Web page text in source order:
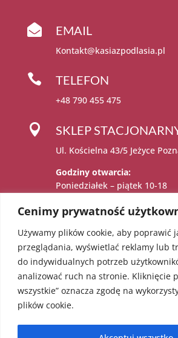
Cenimy prywatność
Używamy plików cookie, aby poprawić
przeglądania, wyświetlać reklamy lub
do indywidualnych potrzeb
analizować ruch na stronie. Kliknięcie
wszystkie” oznacza zgodę na
plików cookie.
 EMAIL
Kontakt@kasiazpodlasia.pl
 TELEFON
+48 790 455 475
 SKLEP
Ul. Kościelna 43/5 Jeżyce
Godziny otwarcia:
Poniedziałek – piątek 10-18

Administratorem danych
Katarzyna Sadowska –
działalność gospodarczą pod
Katarzyna Sadowska –
os. Bolesława Chrobrego 36/
Poznań. NIP: 5451623303